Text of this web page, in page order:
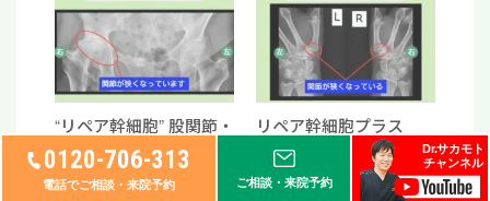
0120-706-313
電話でご相談・来院予約 ご相談・来院予約
Dr.サカモト
チャンネル
“リペア幹細胞” 股関節・
膝・足関節の痛み8が2
に！人工関節を回避！
右下肢3関節の変形性関
リペア幹細胞プラス
【分化誘導】 両母指
の痛みが消えて手術回
避 両母指CM関節症